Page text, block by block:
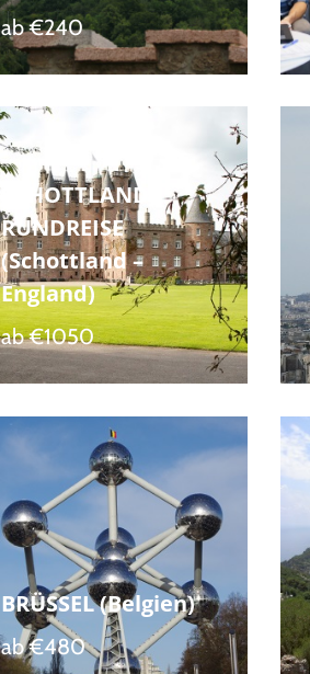
ab €240
SCHOTTLAND
RUNDREISE
(Schottland –
England)
ab €1050
BRÜSSEL (Belgien)
ab €480